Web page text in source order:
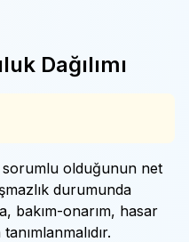
Dağılımı
sorumlu olduğunun net
durumunda
bakım-onarım, hasar